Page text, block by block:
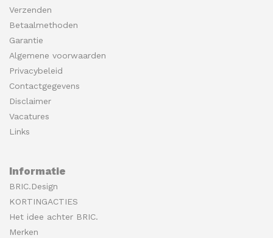
Verzenden
Betaalmethoden
Garantie
Algemene voorwaarden
Privacybeleid
Contactgegevens
Disclaimer
Vacatures
Links
Informatie
BRIC.Design
KORTINGACTIES
Het idee achter BRIC.
Merken